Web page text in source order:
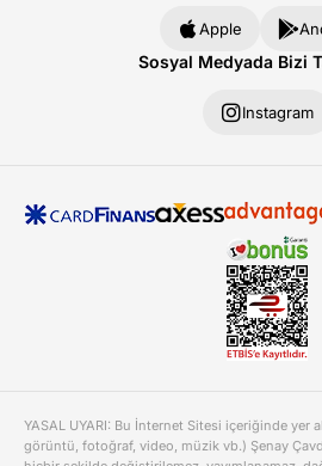
Apple
Sosyal Medyada Bizi
Instagram
YASAL UYARI: Bu İnternet Sitesi içeriğinde yer
görüntü, fotoğraf, video, müzik vb.) Şenay